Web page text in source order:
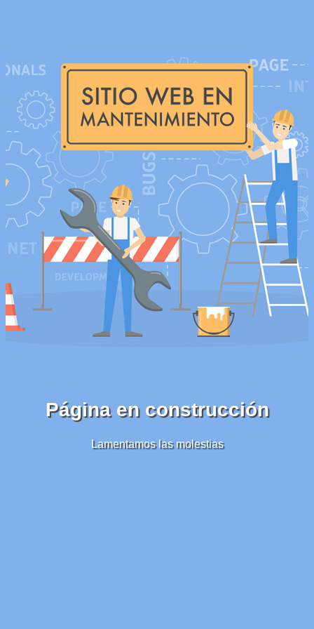
Página en construcción
Lamentamos las molestias